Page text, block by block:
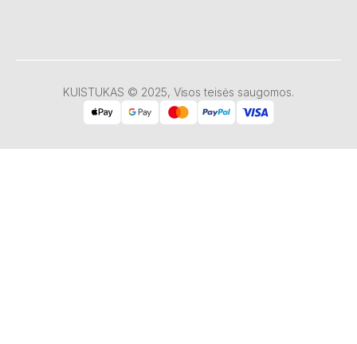
KUISTUKAS © 2025, Visos teisės saugomos.